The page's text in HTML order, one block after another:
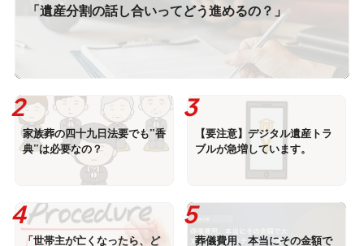
「遺産分割の話し合いってどう進めるの？」
家族葬の四十九日法要でも”香
典”は必要なの？
【要注意】デジタル遺産トラ
ブルが急増しています。
「世帯主が亡くなったら、ど
葬儀費用、本当にその金額で